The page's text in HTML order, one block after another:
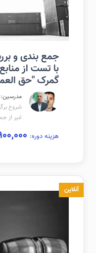
جمع بندی و
با تست از
گمرک "حق
مدرسین:
شروع برگزاری
غیر از
هزینه دوره:
آنلاین